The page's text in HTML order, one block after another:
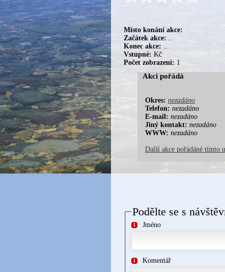
Místo konání akce:
Začátek akce:
Konec akce:
Vstupné: Kč
Počet zobrazení: 1
Akci pořádá
Okres: nezadáno
Telefon: nezadáno
E-mail: nezadáno
Jiný kontakt: nezadáno
WWW: nezadáno
Další akce pořádáné tímto
Podělte se s
Jméno
Komentář